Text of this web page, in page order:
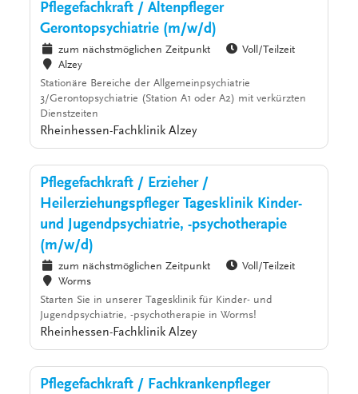
Pflegefachkraft / Altenpfleger
Gerontopsychiatrie (m/w/d)
zum nächstmöglichen Zeitpunkt
Voll/Teilzeit
Alzey
Stationäre Bereiche der Allgemeinpsychiatrie
3/Gerontopsychiatrie (Station A1 oder A2) mit verkürzten
Dienstzeiten
Rheinhessen-Fachklinik Alzey
Pflegefachkraft / Erzieher /
Heilerziehungspfleger Tagesklinik Kinder-
und Jugendpsychiatrie, -psychotherapie
(m/w/d)
zum nächstmöglichen Zeitpunkt
Voll/Teilzeit
Worms
Starten Sie in unserer Tagesklinik für Kinder- und
Jugendpsychiatrie, -psychotherapie in Worms!
Rheinhessen-Fachklinik Alzey
Pflegefachkraft / Fachkrankenpfleger